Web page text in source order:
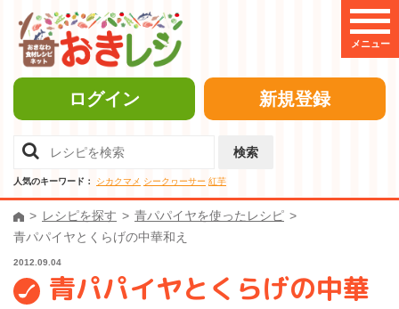
メニュー
ログイン 新規登録
検索
人気のキーワード： シカクマメ シークヮーサー 紅芋
レシピを探す
青パパイヤを使ったレシピ
青パパイヤとくらげの中華和え
2012.09.04
青パパイヤとくらげの中華